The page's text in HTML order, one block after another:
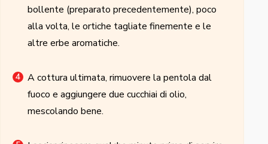
bollente (preparato precedentemente), poco
alla volta, le ortiche tagliate finemente e le
altre erbe aromatiche.
A cottura ultimata, rimuovere la pentola dal
fuoco e aggiungere due cucchiai di olio,
mescolando bene.